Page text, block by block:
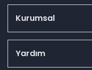
Kurumsal
Yardım